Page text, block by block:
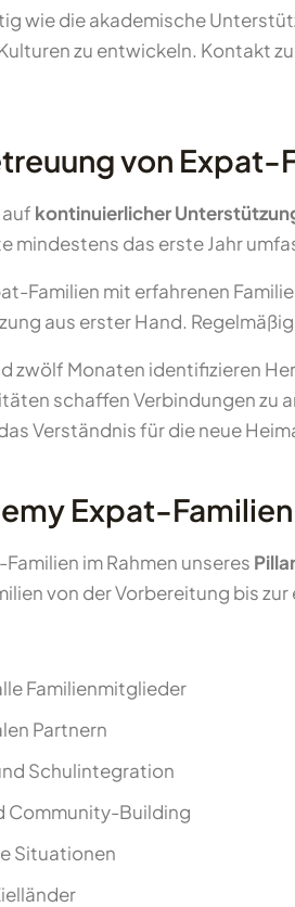
wie die akademische
zu entwickeln. Kontakt
von Expat-
kontinuierlicher
das erste Jahr
Familien mit erfahrenen
aus erster Hand.
zwölf Monaten identifizieren
schaffen Verbindungen zu
Verständnis für die neue
Expat-
im Rahmen unseres
von der Vorbereitung bis
Familienmitglieder
Partnern
Schulintegration
Community-Building
Situationen